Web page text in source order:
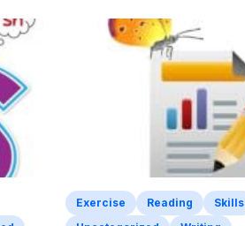
Exercise Reading
Skills